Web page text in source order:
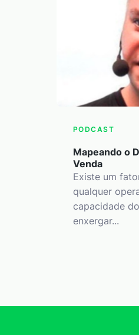
PODCAST
Mapeando o
Venda
Existe um
qualquer
capacidade
enxergar...